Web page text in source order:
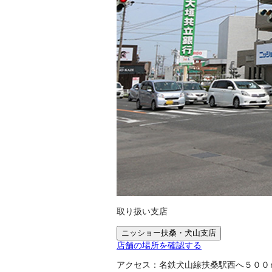
取り扱い支店
ニッショー扶桑・犬山支店
店舗の場所を確認する
アクセス： 名鉄犬山線扶桑駅西へ５００